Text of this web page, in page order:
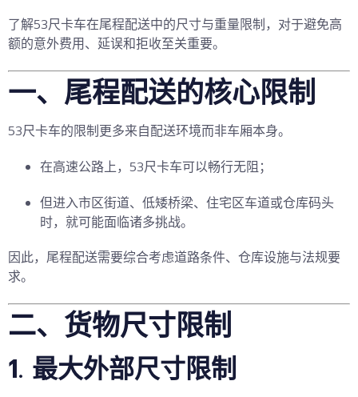
了解53尺卡车在尾程配送中的尺寸与重量限制，对于避免高
额的意外费用、延误和拒收至关重要。
一、尾程配送的核心限制
53尺卡车的限制更多来自配送环境而非车厢本身。
在高速公路上，53尺卡车可以畅行无阻；
但进入市区街道、低矮桥梁、住宅区车道或仓库码头
时，就可能面临诸多挑战。
因此，尾程配送需要综合考虑道路条件、仓库设施与法规要
求。
二、货物尺寸限制
1. 最大外部尺寸限制